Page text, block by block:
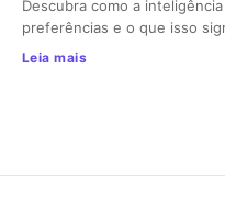
Descubra como a
preferências e o que isso
Leia mais